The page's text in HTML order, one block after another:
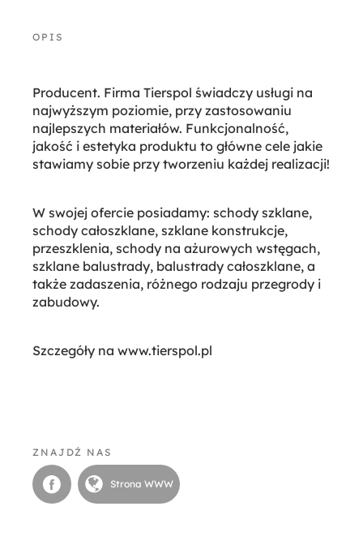
Producent. Firma Tierspol świadczy usługi na
najwyższym poziomie, przy zastosowaniu
najlepszych materiałów. Funkcjonalność,
jakość i estetyka produktu to główne cele jakie
stawiamy sobie przy tworzeniu każdej realizacji!
W swojej ofercie posiadamy: schody szklane,
schody całoszklane, szklane konstrukcje,
przeszklenia, schody na ażurowych wstęgach,
szklane balustrady, balustrady całoszklane, a
także zadaszenia, różnego rodzaju przegrody i
zabudowy.
Szczegóły na www.tierspol.pl
ZNAJDŹ NAS
Strona WWW